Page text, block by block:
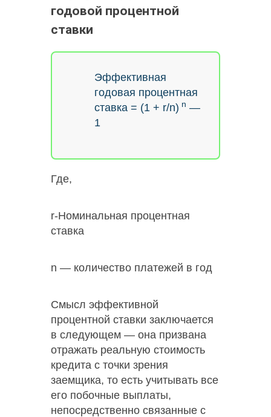
годовой процентной
ставки
Эффективная
годовая процентная
ставка = (1 + r/n) n —
1
Где,
r-Номинальная процентная
ставка
n — количество платежей в год
Смысл эффективной
процентной ставки заключается
в следующем — она призвана
отражать реальную стоимость
кредита с точки зрения
заемщика, то есть учитывать все
его побочные выплаты,
непосредственно связанные с